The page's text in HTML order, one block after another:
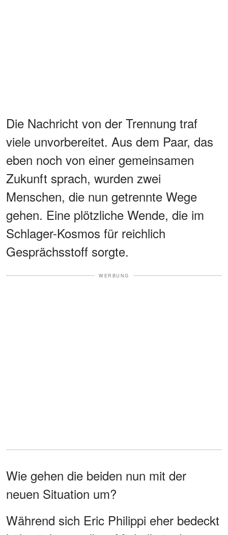
Die Nachricht von der Trennung traf
viele unvorbereitet. Aus dem Paar, das
eben noch von einer gemeinsamen
Zukunft sprach, wurden zwei
Menschen, die nun getrennte Wege
gehen. Eine plötzliche Wende, die im
Schlager-Kosmos für reichlich
Gesprächsstoff sorgte.
WERBUNG
Wie gehen die beiden nun mit der
neuen Situation um?
Während sich Eric Philippi eher bedeckt